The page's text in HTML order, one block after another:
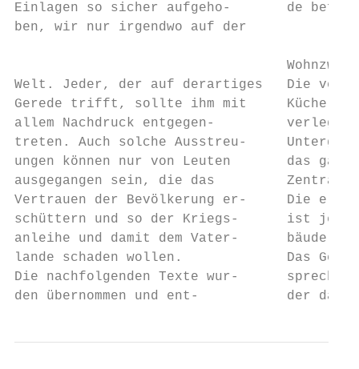
Einlagen so sicher aufgeho-       de
ben, wir nur irgendwo auf der
Welt. Jeder, der auf derartiges   Die
Gerede trifft, sollte ihm mit     Küche ist
allem Nachdruck entgegen-         verlegt
treten. Auch solche Ausstreu-
ungen können nur von Leuten       das
ausgegangen sein, die das
Vertrauen der Bevölkerung er-     Die
schüttern und so der Kriegs-      ist jetzt
anleihe und damit dem Vater-      bäude
lande schaden wollen.             Das
Die nachfolgenden Texte wur-
den übernommen und ent-           der